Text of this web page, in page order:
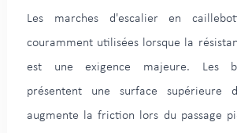
Les marches d'escalier en
couramment utilisées lorsque la
est une exigence majeure. Les
présentent une surface supérieure
augmente la friction lors du passage